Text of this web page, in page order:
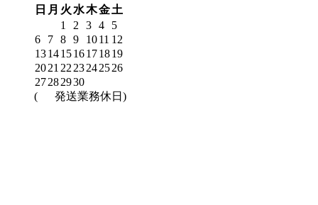
日 月 火 水木金土
1
2 3 4
5
6
7 8 9 1011 12
13141516171819
2021 22 23242526
27282930
(
発送業務休日)